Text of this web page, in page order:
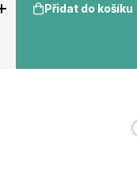
Přidat do košíku